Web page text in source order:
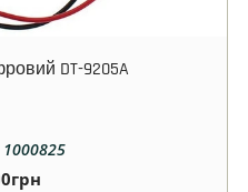
DT-9205A
1000825
грн